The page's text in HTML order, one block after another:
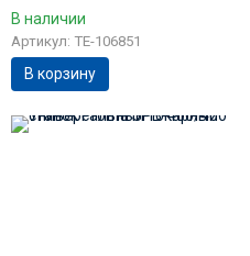
В наличии
Артикул: TE-106851
В корзину